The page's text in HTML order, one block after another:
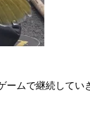
ームで継続してい